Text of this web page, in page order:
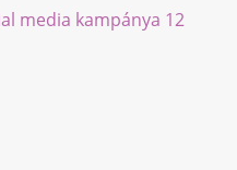
media kampánya 12